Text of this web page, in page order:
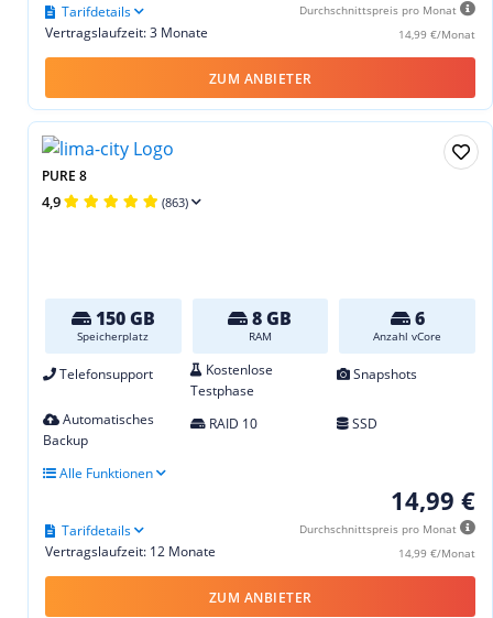
Durchschnittspreis pro Monat
14,99 €/Monat
Vertragslaufzeit: 3 Monate
Tarifdetails
ZUM ANBIETER
PURE 8
4,9 (863)
150 GB
Speicherplatz
8 GB
RAM
6
Anzahl vCore
Telefonsupport
Kostenlose
Testphase
Snapshots
Automatisches
Backup
RAID 10 SSD
Alle Funktionen
14,99 €
Durchschnittspreis pro Monat
14,99 €/Monat
Vertragslaufzeit: 12 Monate
Tarifdetails
ZUM ANBIETER